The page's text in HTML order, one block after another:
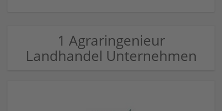
1 Agraringenieur
Landhandel Unternehmen